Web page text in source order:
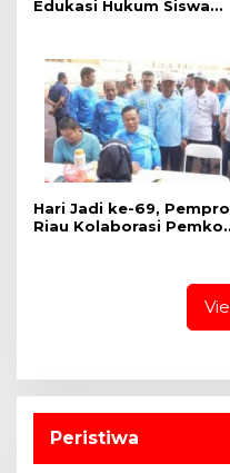
Edukasi Hukum Siswa
Perempuan dan Anak
‎Hari Jadi ke-69,
Riau Kolaborasi Pemkot
Peristiwa